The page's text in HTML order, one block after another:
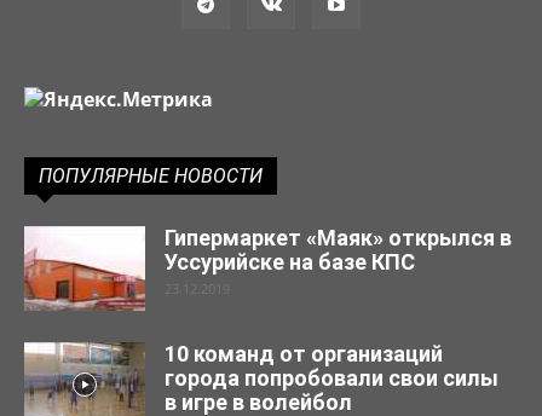
ПОПУЛЯРНЫЕ НОВОСТИ
Гипермаркет «Маяк» открылся в
Уссурийске на базе КПС
23.12.2019
10 команд от организаций
города попробовали свои силы
в игре в волейбол